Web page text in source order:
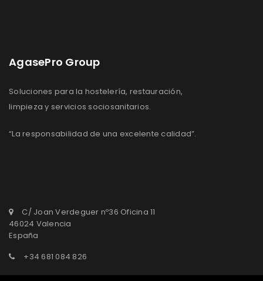
AgasePro Group
Soluciones para la hostelería, restauración,
limpieza y servicios sociosanitarios.
“La responsabilidad de una excelente calidad”.
C/ Joan Verdeguer nº36 Oficina 11
46024 Valencia
España
+34 681 084 826
agasepro@agasepro.com